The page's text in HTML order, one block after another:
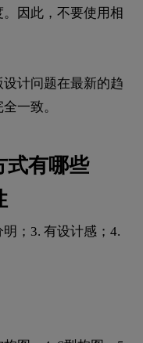
因此，不要使用相
计问题在最新的趋
一致。
式有哪些
；3. 有设计感；4.